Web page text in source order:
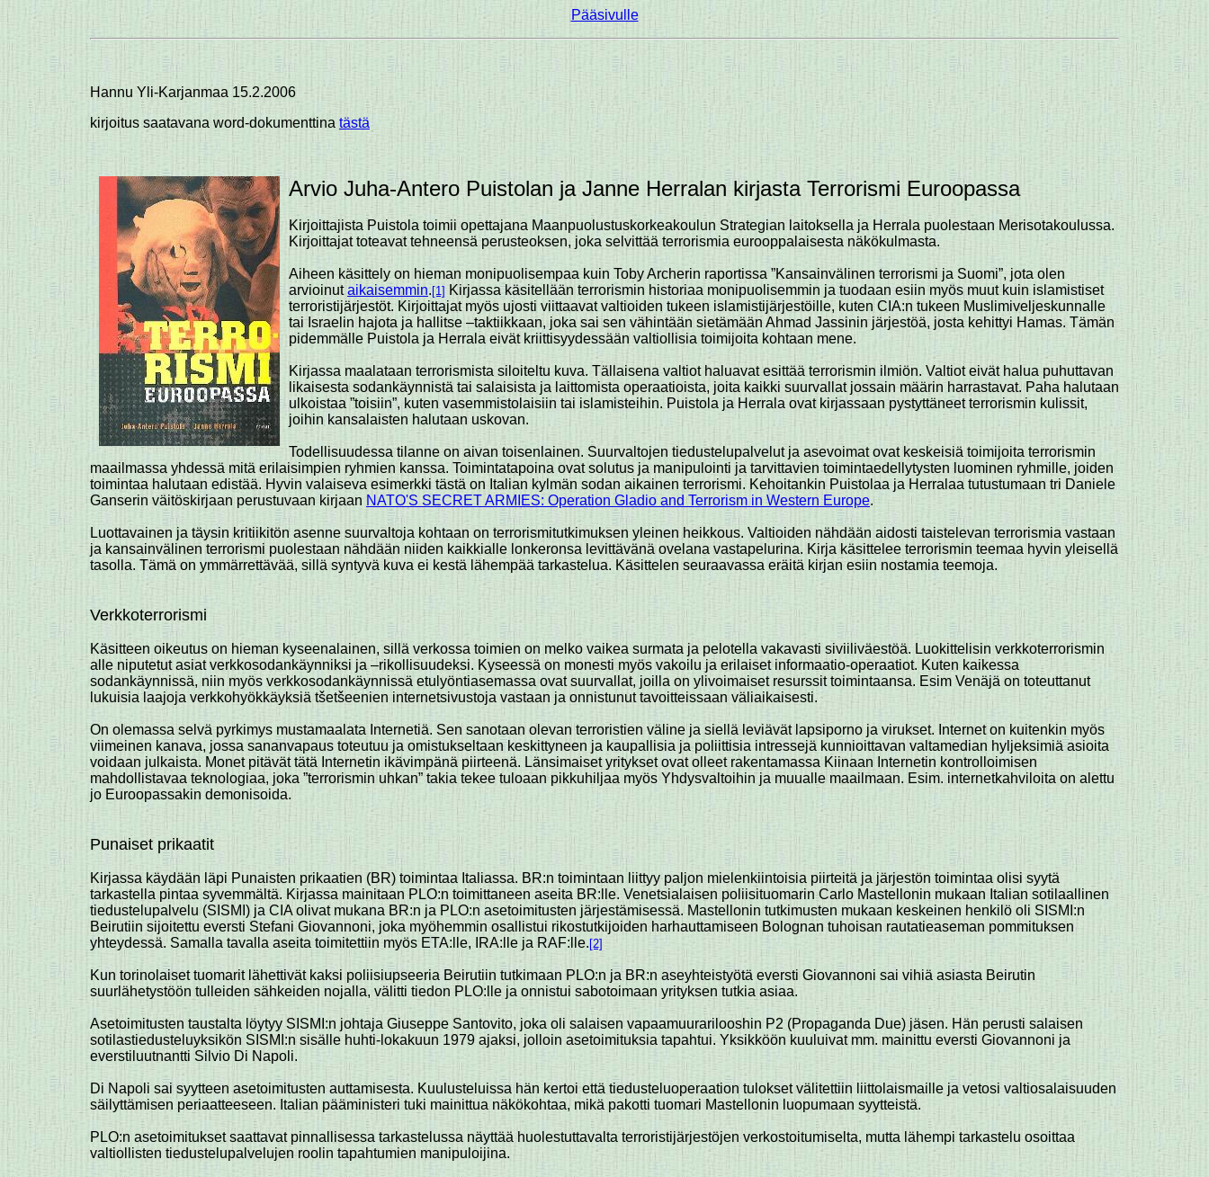
Pääsivulle
Hannu Yli-Karjanmaa 15.2.2006
kirjoitus saatavana word-dokumenttina tästä
Arvio Juha-Antero Puistolan ja Janne Herralan kirjasta Terrorismi Euroopassa
Kirjoittajista Puistola toimii opettajana Maanpuolustuskorkeakoulun Strategian laitoksella ja Herrala puolestaan Merisotakoulussa.
Kirjoittajat toteavat tehneensä perusteoksen, joka selvittää terrorismia eurooppalaisesta näkökulmasta.
Aiheen käsittely on hieman monipuolisempaa kuin Toby Archerin raportissa ”Kansainvälinen terrorismi ja Suomi”, jota olen
arvioinutaikaisemmin. [1] Kirjassa käsitellään terrorismin historiaa monipuolisemmin ja tuodaan esiin myös muut kuin islamistiset
terroristijärjestöt. Kirjoittajat myös ujosti viittaavat valtioiden tukeen islamistijärjestöille, kuten CIA:n tukeen Muslimiveljeskunnalle
tai Israelin hajota ja hallitse –taktiikkaan, joka sai sen vähintään sietämään Ahmad Jassinin järjestöä, josta kehittyi Hamas. Tämän
pidemmälle Puistola ja Herrala eivät kriittisyydessään valtiollisia toimijoita kohtaan mene.
Kirjassa maalataan terrorismista siloiteltu kuva. Tällaisena valtiot haluavat esittää terrorismin ilmiön. Valtiot eivät halua puhuttavan
likaisesta sodankäynnistä tai salaisista ja laittomista operaatioista, joita kaikki suurvallat jossain määrin harrastavat. Paha halutaan
ulkoistaa ”toisiin”, kuten vasemmistolaisiin tai islamisteihin. Puistola ja Herrala ovat kirjassaan pystyttäneet terrorismin kulissit,
joihin kansalaisten halutaan uskovan.
Todellisuudessa tilanne on aivan toisenlainen. Suurvaltojen tiedustelupalvelut ja asevoimat ovat keskeisiä toimijoita terrorismin
maailmassa yhdessä mitä erilaisimpien ryhmien kanssa. Toimintatapoina ovat solutus ja manipulointi ja tarvittavien toimintaedellytysten luominen ryhmille, joiden
toimintaa halutaan edistää. Hyvin valaiseva esimerkki tästä on Italian kylmän sodan aikainen terrorismi. Kehoitankin Puistolaa ja Herralaa tutustumaan tri Daniele
Ganserin väitöskirjaan perustuvaan kirjaan NATO'S SECRET ARMIES: Operation Gladio and Terrorism in Western Europe.
Luottavainen ja täysin kritiikitön asenne suurvaltoja kohtaan on terrorismitutkimuksen yleinen heikkous. Valtioiden nähdään aidosti taistelevan terrorismia vastaan
ja kansainvälinen terrorismi puolestaan nähdään niiden kaikkialle lonkeronsa levittävänä ovelana vastapelurina. Kirja käsittelee terrorismin teemaa hyvin yleisellä
tasolla. Tämä on ymmärrettävää, sillä syntyvä kuva ei kestä lähempää tarkastelua. Käsittelen seuraavassa eräitä kirjan esiin nostamia teemoja.
Verkkoterrorismi
Käsitteen oikeutus on hieman kyseenalainen, sillä verkossa toimien on melko vaikea surmata ja pelotella vakavasti siviiliväestöä. Luokittelisin verkkoterrorismin
alle niputetut asiat verkkosodankäynniksi ja –rikollisuudeksi. Kyseessä on monesti myös vakoilu ja erilaiset informaatio-operaatiot. Kuten kaikessa
sodankäynnissä, niin myös verkkosodankäynnissä etulyöntiasemassa ovat suurvallat, joilla on ylivoimaiset resurssit toimintaansa. Esim Venäjä on toteuttanut
lukuisia laajoja verkkohyökkäyksiä tšetšeenien internetsivustoja vastaan ja onnistunut tavoitteissaan väliaikaisesti.
On olemassa selvä pyrkimys mustamaalata Internetiä. Sen sanotaan olevan terroristien väline ja siellä leviävät lapsiporno ja virukset. Internet on kuitenkin myös
viimeinen kanava, jossa sananvapaus toteutuu ja omistukseltaan keskittyneen ja kaupallisia ja poliittisia intressejä kunnioittavan valtamedian hyljeksimiä asioita
voidaan julkaista. Monet pitävät tätä Internetin ikävimpänä piirteenä. Länsimaiset yritykset ovat olleet rakentamassa Kiinaan Internetin kontrolloimisen
mahdollistavaa teknologiaa, joka ”terrorismin uhkan” takia tekee tuloaan pikkuhiljaa myös Yhdysvaltoihin ja muualle maailmaan. Esim. internetkahviloita on alettu
jo Euroopassakin demonisoida.
Punaiset prikaatit
Kirjassa käydään läpi Punaisten prikaatien (BR) toimintaa Italiassa. BR:n toimintaan liittyy paljon mielenkiintoisia piirteitä ja järjestön toimintaa olisi syytä
tarkastella pintaa syvemmältä. Kirjassa mainitaan PLO:n toimittaneen aseita BR:lle. Venetsialaisen poliisituomarin Carlo Mastellonin mukaan Italian sotilaallinen
tiedustelupalvelu (SISMI) ja CIA olivat mukana BR:n ja PLO:n asetoimitusten järjestämisessä. Mastellonin tutkimusten mukaan keskeinen henkilö oli SISMI:n
Beirutiin sijoitettu eversti Stefani Giovannoni, joka myöhemmin osallistui rikostutkijoiden harhauttamiseen Bolognan tuhoisan rautatieaseman pommituksen
yhteydessä. Samalla tavalla aseita toimitettiin myös ETA:lle, IRA:lle ja RAF:lle. [2]
Kun torinolaiset tuomarit lähettivät kaksi poliisiupseeria Beirutiin tutkimaan PLO:n ja BR:n aseyhteistyötä eversti Giovannoni sai vihiä asiasta Beirutin
suurlähetystöön tulleiden sähkeiden nojalla, välitti tiedon PLO:lle ja onnistui sabotoimaan yrityksen tutkia asiaa.
Asetoimitusten taustalta löytyy SISMI:n johtaja Giuseppe Santovito, joka oli salaisen vapaamuurarilooshin P2 (Propaganda Due) jäsen. Hän perusti salaisen
sotilastiedusteluyksikön SISMI:n sisälle huhti-lokakuun 1979 ajaksi, jolloin asetoimituksia tapahtui. Yksikköön kuuluivat mm. mainittu eversti Giovannoni ja
everstiluutnantti Silvio Di Napoli.
Di Napoli sai syytteen asetoimitusten auttamisesta. Kuulusteluissa hän kertoi että tiedusteluoperaation tulokset välitettiin liittolaismaille ja vetosi valtiosalaisuuden
säilyttämisen periaatteeseen. Italian pääministeri tuki mainittua näkökohtaa, mikä pakotti tuomari Mastellonin luopumaan syytteistä.
PLO:n asetoimitukset saattavat pinnallisessa tarkastelussa näyttää huolestuttavalta terroristijärjestöjen verkostoitumiselta, mutta lähempi tarkastelu osoittaa
valtiollisten tiedustelupalvelujen roolin tapahtumien manipuloijina.